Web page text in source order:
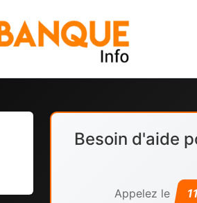
Besoin d'aide
Appelez le